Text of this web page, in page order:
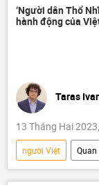
sinh viên
Quan điểm-Ý kiến
‘Người dân Thổ
hành động của
Taras
13 Tháng Hai
người Việt Quan
Việt Nam